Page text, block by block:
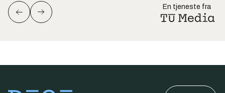
En tjeneste fra